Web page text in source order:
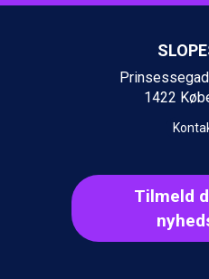
1422
Tilmeld